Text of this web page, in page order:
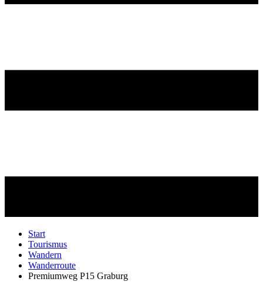
Start
Tourismus
Wandern
Wanderroute
Premiumweg P15 Graburg